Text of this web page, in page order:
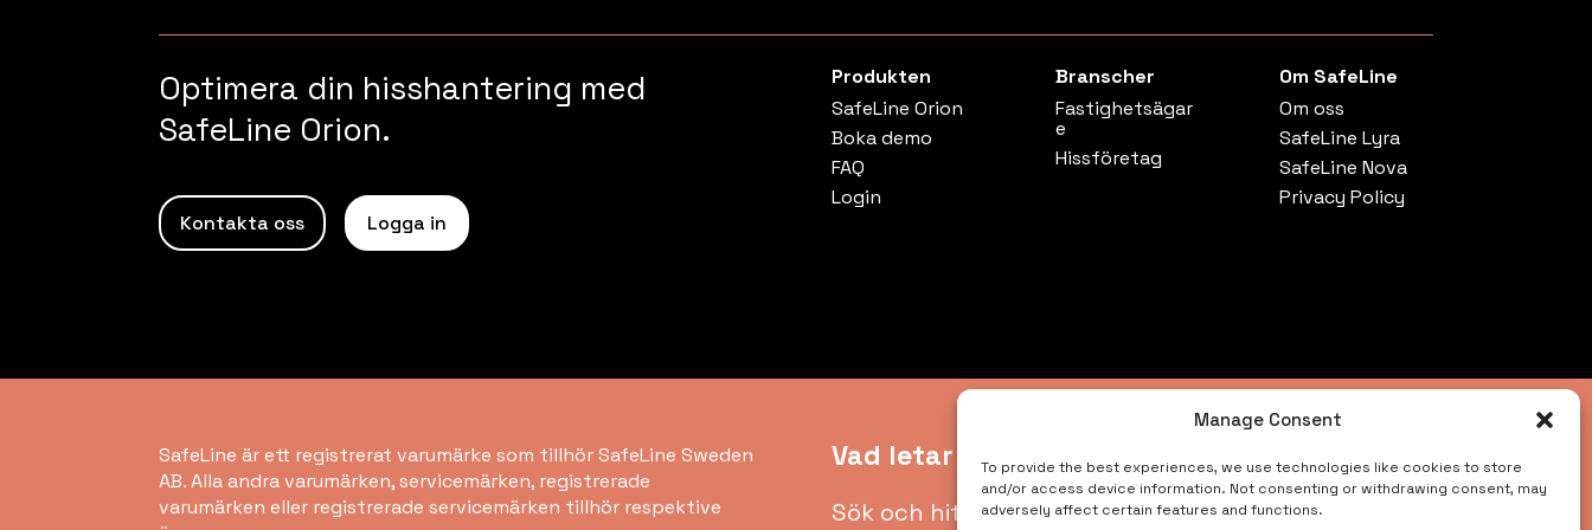
Manage Consent
To provide the best experiences, we use technologies like cookies to store
and/or access device information. Not consenting or withdrawing consent, may
adversely affect certain features and functions.
Optimera din hisshantering med
SafeLine Orion.
Kontakta oss Logga in
Produkten
SafeLine Orion
Boka demo
FAQ
Login
Branscher
Fastighetsägar
e
Hissföretag
Om SafeLine
Om oss
SafeLine Lyra
SafeLine Nova
Privacy Policy
SafeLine är ett registrerat varumärke som tillhör SafeLine Sweden
AB. Alla andra varumärken, servicemärken, registrerade
varumärken eller registrerade servicemärken tillhör respektive
Vad letar du efter?